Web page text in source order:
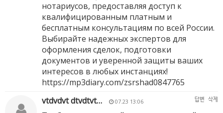
нотариусов, предоставляя доступ к
квалифицированным платным и
бесплатным консультациям по всей России.
Выбирайте надежных экспертов для
оформления сделок, подготовки
документов и уверенной защиты ваших
интересов в любых инстанциях!
https://mp3diary.com/zsrshad0847765
vtdvdvt dtvdtvt…
07.23 13:06 답변 삭제